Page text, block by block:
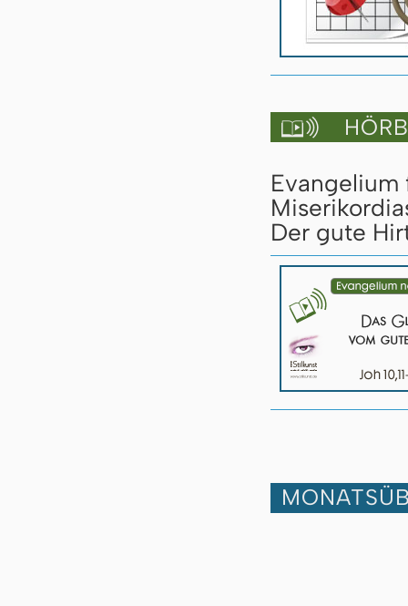

Der gute